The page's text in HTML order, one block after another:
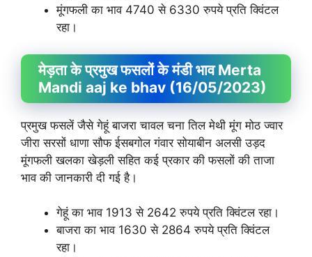
मूंगफली का भाव 4740 से 6330 रुपये प्रति क्विंटल
रहा।
मेड़ता के प्रमुख फसलों के मंडी भाव Merta
Mandi aaj ke bhav (16/05/2023)
प्रमुख फसलें जैसे गेहूं बाजरा चावल चना तिल मेथी मूंग मोठ ज्वार
जीरा सरसों धाणा सौफ ईसबगोल गंवार सोयाबीन अलसी उड़द
मूंगफली खलका खेड़ली सहित कई प्रकार की फसलों की ताजा
भाव की जानकारी दी गई है।
गेहूं का भाव 1913 से 2642 रुपये प्रति क्विंटल रहा।
बाजरा का भाव 1630 से 2864 रुपये प्रति क्विंटल
रहा।